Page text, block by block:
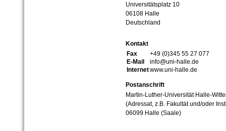
Universitätsplatz 10
06108 Halle
Deutschland
Kontakt
Fax
+49 (0)345 55 27 077
E-Mail
info@uni-halle.de
Internetwww.uni-halle.de
Postanschrift
Martin-Luther-Universität Halle-
(Adressat, z.B. Fakultät und/oder
06099 Halle (Saale)